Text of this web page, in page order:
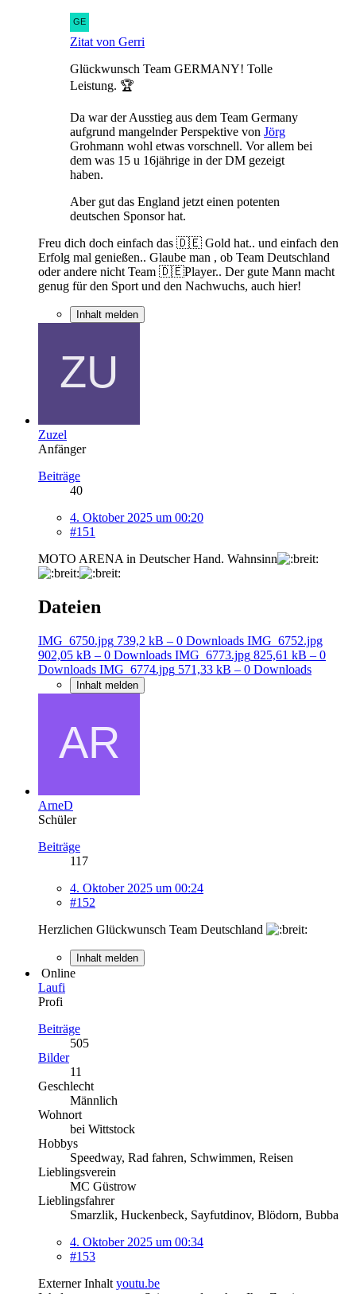
Zitat von Gerri
Glückwunsch Team GERMANY! Tolle
Leistung. 🏆
Da war der Ausstieg aus dem Team Germany
aufgrund mangelnder Perspektive von Jörg
Grohmann wohl etwas vorschnell. Vor allem bei
dem was 15 u 16jährige in der DM gezeigt
haben.
Aber gut das England jetzt einen potenten
deutschen Sponsor hat.
Freu dich doch einfach das 🇩🇪 Gold hat.. und einfach den
Erfolg mal genießen.. Glaube man , ob Team Deutschland
oder andere nicht Team 🇩🇪Player.. Der gute Mann macht
genug für den Sport und den Nachwuchs, auch hier!
Inhalt melden
Zuzel
Anfänger
Beiträge
40
4. Oktober 2025 um 00:20
#151
MOTO ARENA in Deutscher Hand. Wahnsinn
Dateien
IMG_6750.jpg 739,2 kB – 0 Downloads IMG_6752.jpg
902,05 kB – 0 Downloads IMG_6773.jpg 825,61 kB – 0
Downloads IMG_6774.jpg 571,33 kB – 0 Downloads
Inhalt melden
ArneD
Schüler
Beiträge
117
4. Oktober 2025 um 00:24
#152
Herzlichen Glückwunsch Team Deutschland
Inhalt melden
Online
Laufi
Profi
Beiträge
505
Bilder
11
Geschlecht
Männlich
Wohnort
bei Wittstock
Hobbys
Speedway, Rad fahren, Schwimmen, Reisen
Lieblingsverein
MC Güstrow
Lieblingsfahrer
Smarzlik, Huckenbeck, Sayfutdinov, Blödorn, Bubba
4. Oktober 2025 um 00:34
#153
Externer Inhalt youtu.be